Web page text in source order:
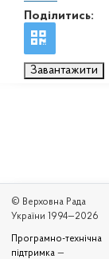
Поділитись:
Завантажити
© Верховна Рада
України 1994—2026
Програмно-технічна
підтримка —